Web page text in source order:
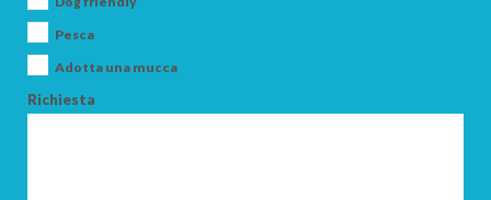
Pesca
Adotta una mucca
Richiesta